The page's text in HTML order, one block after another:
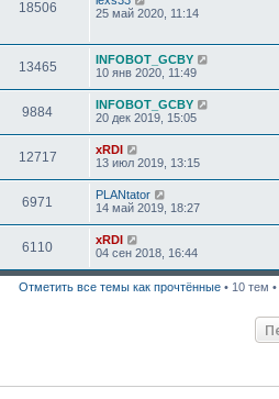
18506
25 май 2020, 11:14
13465
INFOBOT_GCBY
10 янв 2020, 11:49
9884
INFOBOT_GCBY
20 дек 2019, 15:05
12717
xRDI
13 июл 2019, 13:15
6971
PLANtator
14 май 2019, 18:27
6110
xRDI
04 сен 2018, 16:44
Отметить все темы как прочтённые • 10 тем